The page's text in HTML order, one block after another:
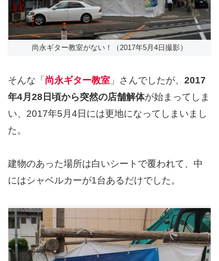
尚永ギター教室がない！（2017年5月4日撮影）
そんな「尚永ギター教室 」さんでしたが、 2017
年4月28日頃から突然の店舗解体が始まってしま
い、2017年5月4日には更地になってしまいまし
た。
建物のあった場所は白いシートで覆われて、中
にはシャベルカーが1台あるだけでした。